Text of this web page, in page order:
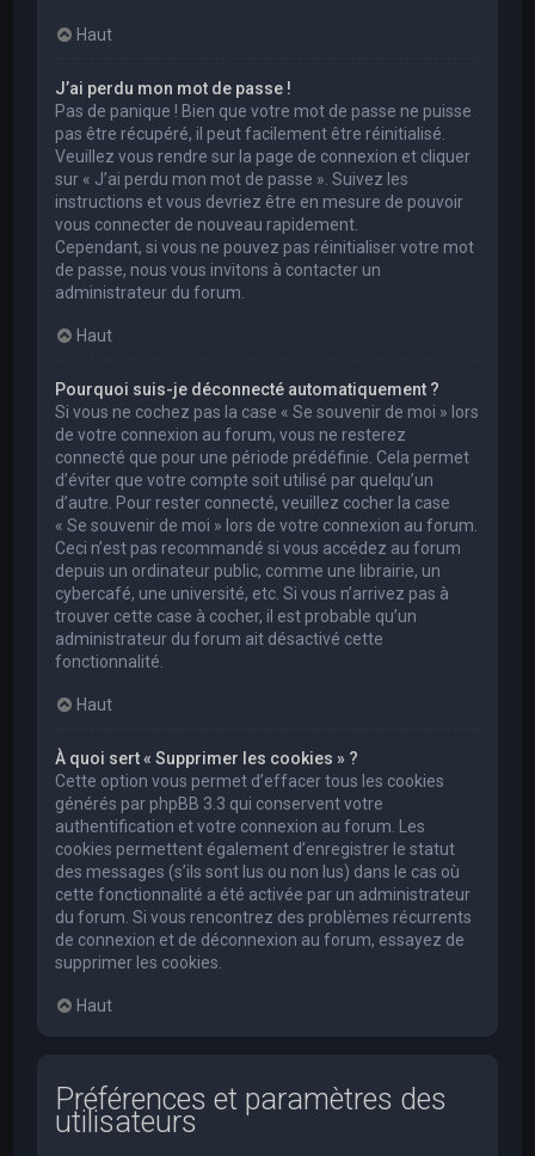
Haut
J’ai perdu mon mot de passe !
Pas de panique ! Bien que votre mot de passe ne puisse
pas être récupéré, il peut facilement être réinitialisé.
Veuillez vous rendre sur la page de connexion et cliquer
sur « J’ai perdu mon mot de passe ». Suivez les
instructions et vous devriez être en mesure de pouvoir
vous connecter de nouveau rapidement.
Cependant, si vous ne pouvez pas réinitialiser votre mot
de passe, nous vous invitons à contacter un
administrateur du forum.
Haut
Pourquoi suis-je déconnecté automatiquement ?
Si vous ne cochez pas la case « Se souvenir de moi » lors
de votre connexion au forum, vous ne resterez
connecté que pour une période prédéfinie. Cela permet
d’éviter que votre compte soit utilisé par quelqu’un
d’autre. Pour rester connecté, veuillez cocher la case
« Se souvenir de moi » lors de votre connexion au forum.
Ceci n’est pas recommandé si vous accédez au forum
depuis un ordinateur public, comme une librairie, un
cybercafé, une université, etc. Si vous n’arrivez pas à
trouver cette case à cocher, il est probable qu’un
administrateur du forum ait désactivé cette
fonctionnalité.
Haut
À quoi sert « Supprimer les cookies » ?
Cette option vous permet d’effacer tous les cookies
générés par phpBB 3.3 qui conservent votre
authentification et votre connexion au forum. Les
cookies permettent également d’enregistrer le statut
des messages (s’ils sont lus ou non lus) dans le cas où
cette fonctionnalité a été activée par un administrateur
du forum. Si vous rencontrez des problèmes récurrents
de connexion et de déconnexion au forum, essayez de
supprimer les cookies.
Haut
Préférences et paramètres des
utilisateurs